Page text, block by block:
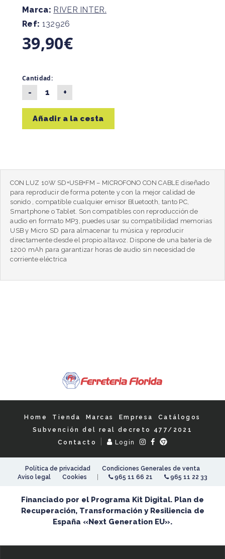
Marca: RIVER INTER.
Ref: 132926
39,90€
Cantidad:
Añadir a la cesta
CON LUZ 10W SD+USB+FM – MICROFONO CON CABLE diseñado
para reproducir de forma potente y con la mejor calidad de
sonido , compatible cualquier emisor Bluetooth, tanto PC,
Smartphone o Tablet. Son compatibles con reproducción de
audio en formato MP3, puedes usar su compatibilidad memorias
USB y Micro SD para almacenar tu música y reproducir
directamente desde el propio altavoz. Dispone de una batería de
1200 mAh para garantizar horas de audio sin necesidad de
corriente eléctrica
Home Tienda Marcas Empresa
Catálogos
Subvención del real decreto 477/2021
Contacto
Login
Política de privacidad
Condiciones Generales de venta
Aviso legal
Cookies | 965 11 66 21 965 11 22 33
Financiado por el Programa Kit Digital. Plan de
Recuperación, Transformación y Resiliencia de
España «Next Generation EU».